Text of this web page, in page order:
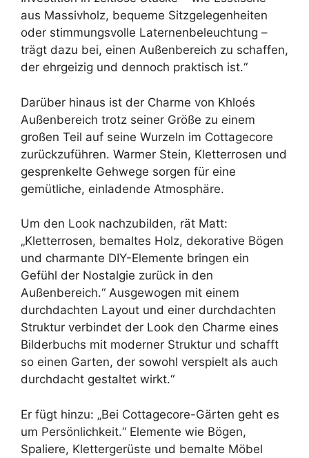
aus Massivholz, bequeme Sitzgelegenheiten
oder stimmungsvolle Laternenbeleuchtung –
trägt dazu bei, einen Außenbereich zu schaffen,
der ehrgeizig und dennoch praktisch ist.“
Darüber hinaus ist der Charme von Khloés
Außenbereich trotz seiner Größe zu einem
großen Teil auf seine Wurzeln im Cottagecore
zurückzuführen. Warmer Stein, Kletterrosen und
gesprenkelte Gehwege sorgen für eine
gemütliche, einladende Atmosphäre.
Um den Look nachzubilden, rät Matt:
„Kletterrosen, bemaltes Holz, dekorative Bögen
und charmante DIY-Elemente bringen ein
Gefühl der Nostalgie zurück in den
Außenbereich.“ Ausgewogen mit einem
durchdachten Layout und einer durchdachten
Struktur verbindet der Look den Charme eines
Bilderbuchs mit moderner Struktur und schafft
so einen Garten, der sowohl verspielt als auch
durchdacht gestaltet wirkt.“
Er fügt hinzu: „Bei Cottagecore-Gärten geht es
um Persönlichkeit.“ Elemente wie Bögen,
Spaliere, Klettergerüste und bemalte Möbel